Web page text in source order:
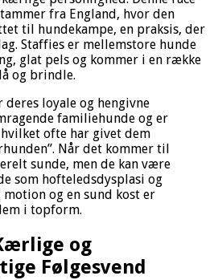
fra England, hvor den
til hundekampe, en praksis, der
Staffies er mellemstore hunde
glat pels og kommer i en række
og brindle.
deres loyale og hengivne
familiehunde og er
ofte har givet dem
Når det kommer til
sunde, men de kan være
som hofteledsdysplasi og
motion og en sund kost er
i topform.
og
Følgesvend